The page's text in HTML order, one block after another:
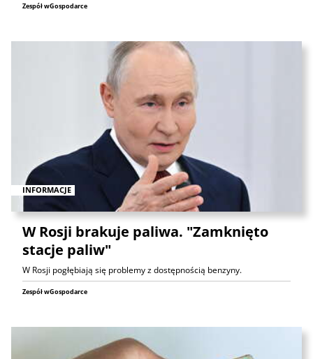
Zespół wGospodarce
INFORMACJE
W Rosji brakuje paliwa. "Zamknięto
stacje paliw"
W Rosji pogłębiają się problemy z dostępnością benzyny.
Zespół wGospodarce